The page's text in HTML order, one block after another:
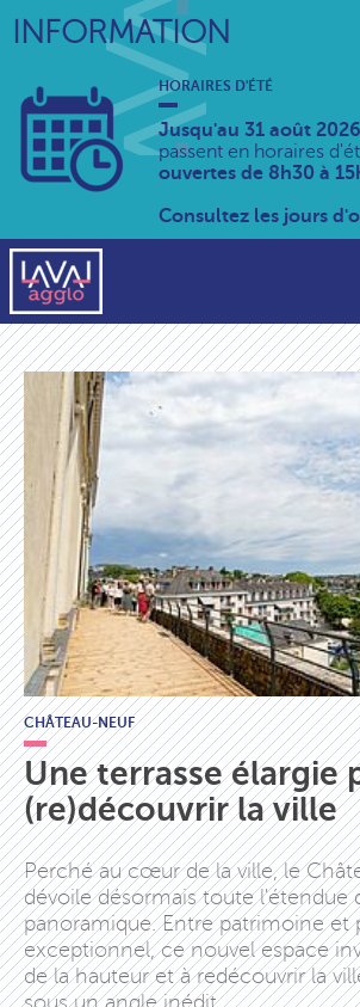
INFORMATION
HORAIRES D'ÉTÉ
Jusqu'au 31 août 2026
passent en horaires
ouvertes de 8h30 à
Consultez les jours
CHÂTEAU-NEUF
Une terrasse élargie
(re)découvrir la ville
Perché au cœur de la ville, le
dévoile désormais toute l'étendue
panoramique. Entre patrimoine et
exceptionnel, ce nouvel espace
de la hauteur et à redécouvrir la